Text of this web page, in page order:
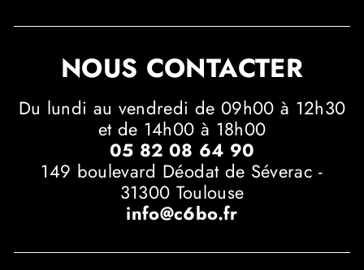
NOUS CONTACTER
Du lundi au vendredi de 09h00 à 12h30
et de 14h00 à 18h00
05 82 08 64 90
149 boulevard Déodat de Séverac -
31300 Toulouse
info@c6bo.fr